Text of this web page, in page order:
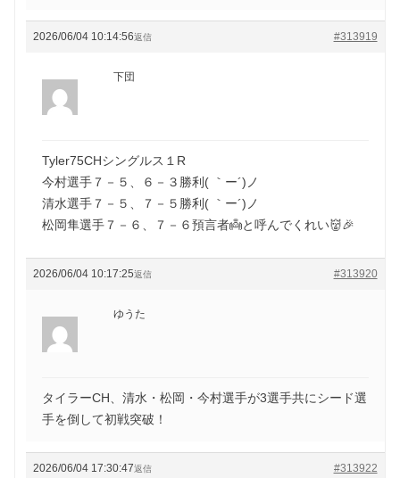
2026/06/04 10:14:56 #313919
返信
下団
Tyler75CHシングルス１R
今村選手７－５、６－３勝利( ｀ー´)ノ
清水選手７－５、７－５勝利( ｀ー´)ノ
松岡隼選手７－６、７－６預言者👼と呼んでくれい👹🎉
2026/06/04 10:17:25 #313920
返信
ゆうた
タイラーCH、清水・松岡・今村選手が3選手共にシード選
手を倒して初戦突破！
2026/06/04 17:30:47 #313922
返信